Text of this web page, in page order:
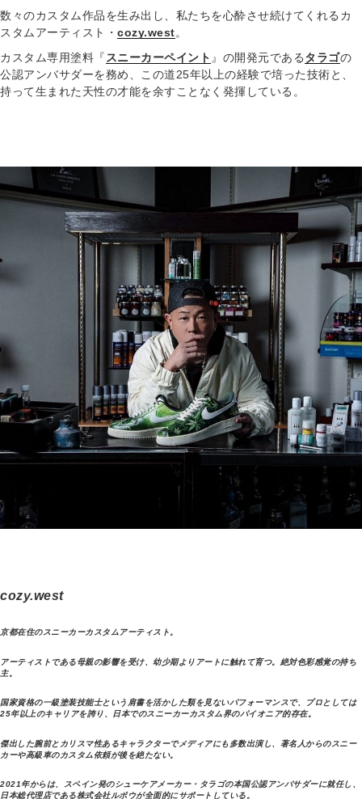
数々のカスタム作品を生み出し、私たちを心酔させ続けてくれるカ
スタムアーティスト・ cozy.west。
カスタム専用塗料『スニーカーペイント 』の開発元であるタラゴの
公認アンバサダーを務め、この道25年以上の経験で培った技術と、
持って生まれた天性の才能を余すことなく発揮している。
cozy.west
京都在住のスニーカーカスタムアーティスト。
アーティストである母親の影響を受け、幼少期よりアートに触れて育つ。絶対色彩感覚の持ち
主。
国家資格の一級塗装技能士という肩書を活かした類を見ないパフォーマンスで、プロとしては
25年以上のキャリアを誇り、日本でのスニーカーカスタム界のパイオニア的存在。
傑出した腕前とカリスマ性あるキャラクターでメディアにも多数出演し、著名人からのスニー
カーや高級車のカスタム依頼が後を絶たない。
2021年からは、スペイン発のシューケアメーカー・タラゴの本国公認アンバサダーに就任し、
日本総代理店である株式会社ルボウが全面的にサポートしている。